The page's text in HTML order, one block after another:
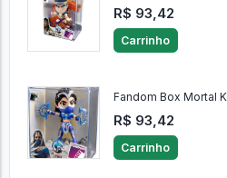
R$ 93,42
Carrinho
Fandom Box Mortal
R$ 93,42
Carrinho